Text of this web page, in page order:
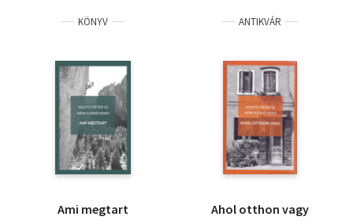
KÖNYV
Ami megtart
ANTIKVÁR
Ahol otthon vagy